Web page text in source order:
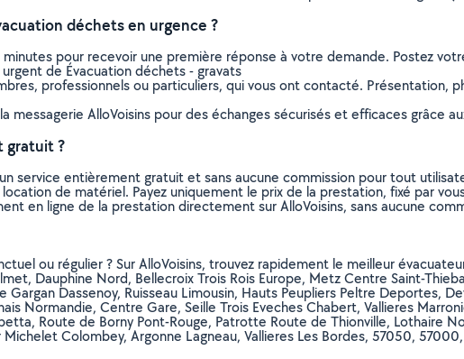
déchets en urgence ?
minutes pour recevoir une première réponse à votre demande. Postez
de Évacuation déchets - gravats
professionnels ou particuliers, qui vous ont contacté. Présentation,
messagerie AlloVoisins pour des échanges sécurisés et efficaces grâce
gratuit ?
service entièrement gratuit et sans aucune commission pour tout
de matériel. Payez uniquement le prix de la prestation, fixé par
en ligne de la prestation directement sur AlloVoisins, sans aucune
ou régulier ? Sur AlloVoisins, trouvez rapidement le meilleur
Dauphine Nord, Bellecroix Trois Rois Europe, Metz Centre Saint-
Gargan Dassenoy, Ruisseau Limousin, Hauts Peupliers Peltre Deportes,
Normandie, Centre Gare, Seille Trois Eveches Chabert, Vallieres
Route de Borny Pont-Rouge, Patrotte Route de Thionville, Lothaire
Michelet Colombey, Argonne Lagneau, Vallieres Les Bordes, 57050,